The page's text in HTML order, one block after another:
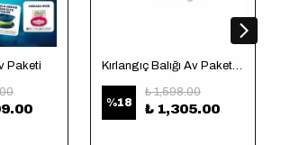
Paketi Kırlangıç Balığı Av Paketi (Tekne için)
%18
₺ 1,598.00
₺ 1,305.00